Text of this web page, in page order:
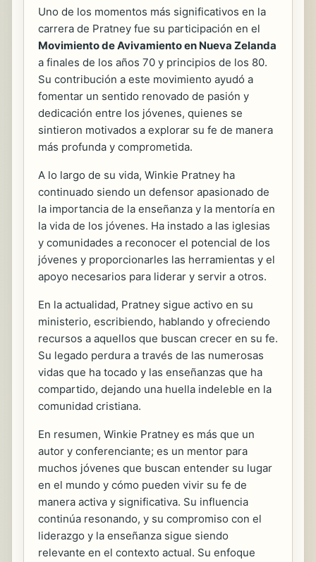
Uno de los momentos más significativos en la
carrera de Pratney fue su participación en el
Movimiento de Avivamiento en Nueva Zelanda
a finales de los años 70 y principios de los 80.
Su contribución a este movimiento ayudó a
fomentar un sentido renovado de pasión y
dedicación entre los jóvenes, quienes se
sintieron motivados a explorar su fe de manera
más profunda y comprometida.
A lo largo de su vida, Winkie Pratney ha
continuado siendo un defensor apasionado de
la importancia de la enseñanza y la mentoría en
la vida de los jóvenes. Ha instado a las iglesias
y comunidades a reconocer el potencial de los
jóvenes y proporcionarles las herramientas y el
apoyo necesarios para liderar y servir a otros.
En la actualidad, Pratney sigue activo en su
ministerio, escribiendo, hablando y ofreciendo
recursos a aquellos que buscan crecer en su fe.
Su legado perdura a través de las numerosas
vidas que ha tocado y las enseñanzas que ha
compartido, dejando una huella indeleble en la
comunidad cristiana.
En resumen, Winkie Pratney es más que un
autor y conferenciante; es un mentor para
muchos jóvenes que buscan entender su lugar
en el mundo y cómo pueden vivir su fe de
manera activa y significativa. Su influencia
continúa resonando, y su compromiso con el
liderazgo y la enseñanza sigue siendo
relevante en el contexto actual. Su enfoque